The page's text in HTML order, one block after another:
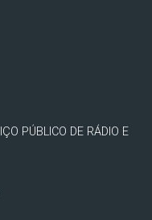
PÚBLICO DE RÁDIO E